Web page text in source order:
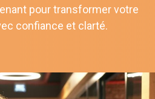
pour transformer votre
confiance et clarté.